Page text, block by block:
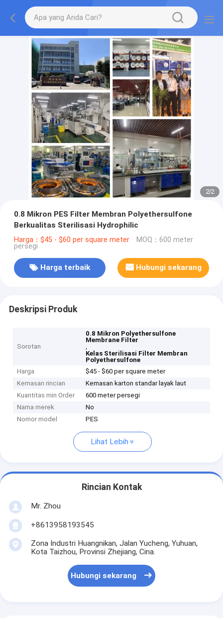
2/2
0.8 Mikron PES Filter Membran Polyethersulfone
Berkualitas Sterilisasi Hydrophilic
Harga：$45 - $60 per square meter MOQ：600 meter
persegi
Harga terbaik Hubungi sekarang
Deskripsi Produk
Sorotan
0.8 Mikron Polyethersulfone
Membrane Filter
,
Kelas Sterilisasi Filter Membran
Polyethersulfone
Harga
$45 - $60 per square meter
Kemasan rincian
Kemasan karton standar layak laut
Kuantitas min Order
600 meter persegi
Nama merek
No
Nomor model
PES
Lihat Lebih
Rincian Kontak
Mr. Zhou
+8613958193545
Zona Industri Huangnikan, Jalan Yucheng, Yuhuan,
Kota Taizhou, Provinsi Zhejiang, Cina.
Hubungi sekarang